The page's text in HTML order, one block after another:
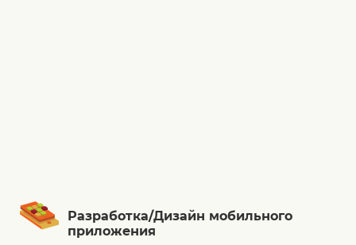
Разработка/Дизайн мобильного
приложения